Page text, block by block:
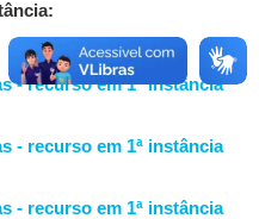
- recurso em 1ª instância
- recurso em 1ª instância
- recurso em 1ª instância